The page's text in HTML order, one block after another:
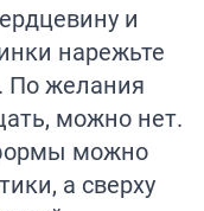
и
нарежьте
По желания
можно нет.
можно
а сверху